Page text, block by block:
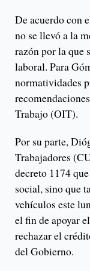
De acuerdo con
no se llevó a la
razón por la que
laboral. Para
normatividades
Trabajo (OIT).
Por su parte,
Trabajadores
decreto 1174
social, sino que
vehículos este
el fin de apoyar
rechazar el
del Gobierno.